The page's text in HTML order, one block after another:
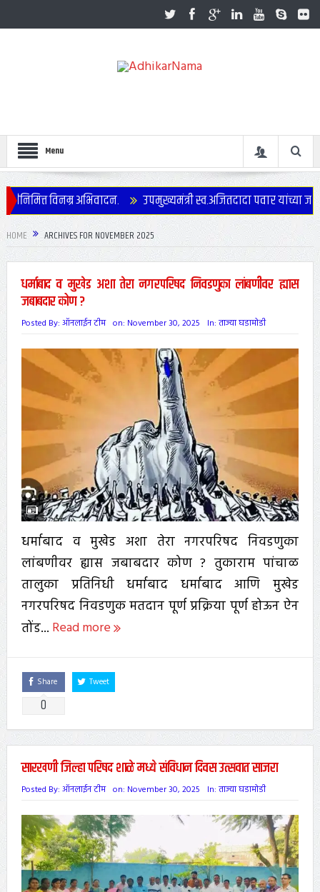
Menu
अभिवादन. उपमुख्यमंत्री स्व.अजितदादा पवार यांच्या जयंतीनिमित्त
HOME ARCHIVES FOR NOVEMBER 2025
धर्माबाद व मुखेड अशा तेरा नगरपरिषद निवडणुका लांबणीवर ह्यास
जबाबदार कोण ?
Posted By: ऑनलाईन टीम on: November 30, 2025 In: ताज्या घडामोडी
धर्माबाद व मुखेड अशा तेरा नगरपरिषद निवडणुका
लांबणीवर ह्यास जबाबदार कोण ? तुकाराम पांचाळ
तालुका प्रतिनिधी धर्माबाद धर्माबाद आणि मुखेड
नगरपरिषद निवडणुक मतदान पूर्ण प्रक्रिया पूर्ण होऊन ऐन
तोंड... Read more
Share
0
Tweet
सारखणी जिल्हा परिषद शाळे मध्ये संविधान दिवस उत्सवात साजरा
Posted By: ऑनलाईन टीम on: November 30, 2025 In: ताज्या घडामोडी